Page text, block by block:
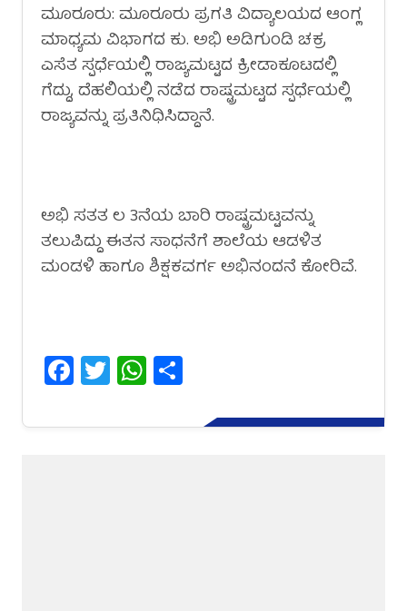
ಮೂರೂರು: ಮೂರೂರು ಪ್ರಗತಿ ವಿದ್ಯಾಲಯದ ಆಂಗ್ಲ
ಮಾಧ್ಯಮ ವಿಭಾಗದ ಕು. ಅಭಿ ಅಡಿಗುಂಡಿ ಚಕ್ರ
ಎಸೆತ ಸ್ಪರ್ಧೆಯಲ್ಲಿ ರಾಜ್ಯಮಟ್ಟದ ಕ್ರೀಡಾಕೂಟದಲ್ಲಿ
ಗೆದ್ದು, ದೆಹಲಿಯಲ್ಲಿ ನಡೆದ ರಾಷ್ಟ್ರಮಟ್ಟದ ಸ್ಪರ್ಧೆಯಲ್ಲಿ
ರಾಜ್ಯವನ್ನು ಪ್ರತಿನಿಧಿಸಿದ್ದಾನೆ.
ಅಭಿ ಸತತ ಲ 3ನೆಯ ಬಾರಿ ರಾಷ್ಟ್ರಮಟ್ಟವನ್ನು
ತಲುಪಿದ್ದು ಈತನ‌ ಸಾಧನೆಗೆ ಶಾಲೆಯ ಆಡಳಿತ
ಮಂಡಳಿ ಹಾಗೂ ಶಿಕ್ಷಕವರ್ಗ ಅಭಿನಂದನೆ ಕೋರಿವೆ.
Facebook
TwitterWhatsApp